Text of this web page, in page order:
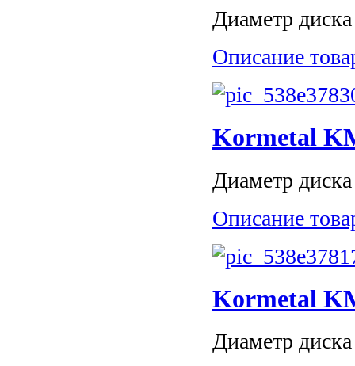
Диаметр
Описание
Kormetal
Диаметр
Описание
Kormetal
Диаметр